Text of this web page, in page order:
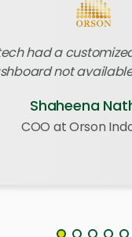
had a
not
Shaheena
COO at Orson